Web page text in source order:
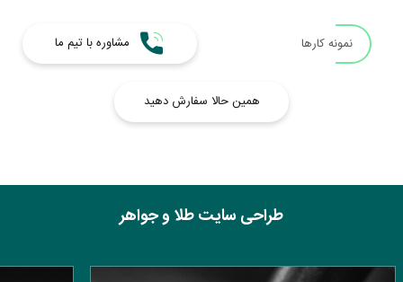
مشاوره با تیم ما نمونه کارها
همین حالا سفارش دهید
طراحی سایت طلا و جواهر